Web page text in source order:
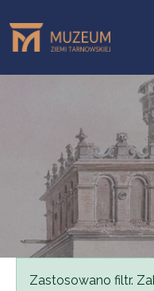
Komunikat
Zastosowano filtr.